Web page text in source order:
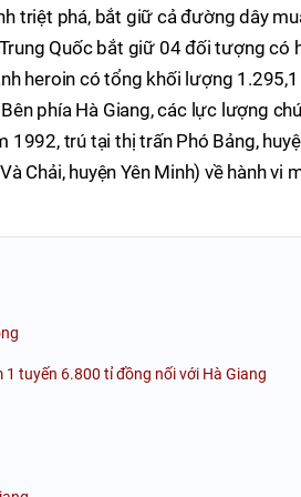
triệt phá, bắt giữ cả đường dây
Quốc bắt giữ 04 đối tượng có
heroin có tổng khối lượng 1.295,1
phía Hà Giang, các lực lượng
trú tại thị trấn Phó Bảng,
Chải, huyện Yên Minh) về hành vi
tuyến 6.800 tỉ đồng nối với Hà Giang